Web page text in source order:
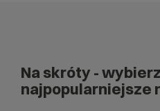
Na skróty - wybierz
najpopularniejsze